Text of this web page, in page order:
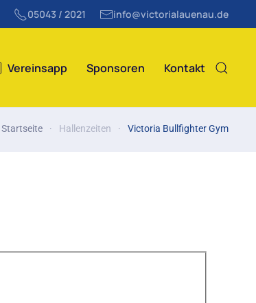
05043 / 2021 info@victorialauenau.de
Vereinsapp Sponsoren Kontakt
Startseite Hallenzeiten Victoria Bullfighter Gym